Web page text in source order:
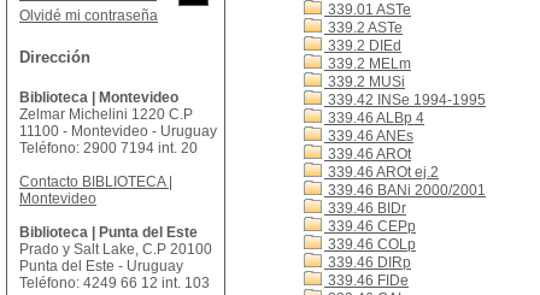
339.01 ASTe
339.2 ASTe
339.2 DIEd
339.2 MELm
339.2 MUSi
339.42 INSe 1994-1995
339.46 ALBp 4
339.46 ANEs
339.46 AROt
339.46 AROt ej.2
339.46 BANi 2000/2001
339.46 BIDr
339.46 CEPp
339.46 COLp
339.46 DIRp
339.46 FIDe
Olvidé mi contraseña
Dirección
Biblioteca | Montevideo
Zelmar Michelini 1220 C.P
11100 - Montevideo - Uruguay
Teléfono: 2900 7194 int. 20
Contacto BIBLIOTECA |
Montevideo
Biblioteca | Punta del Este
Prado y Salt Lake, C.P 20100
Punta del Este - Uruguay
Teléfono: 4249 66 12 int. 103